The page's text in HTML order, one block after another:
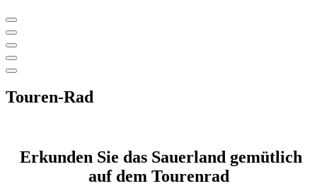
Touren-Rad
Erkunden Sie das Sauerland gemütlich
auf dem Tourenrad